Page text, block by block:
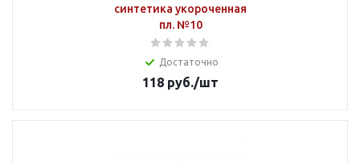
синтетика укороченная
пл. №10
Достаточно
118 руб./шт